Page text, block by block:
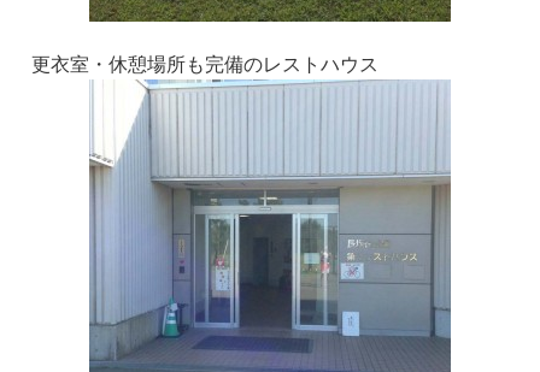
更衣室・休憩場所も完備のレストハウス